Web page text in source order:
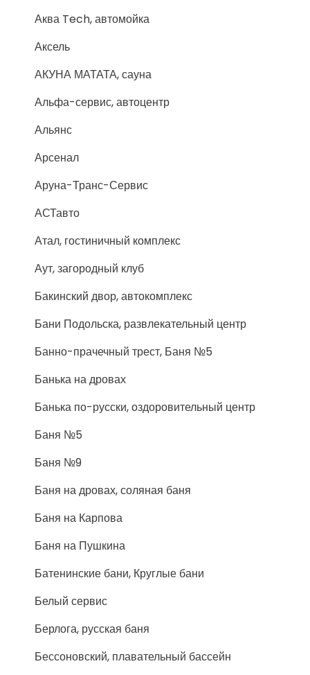
Аква Tech, автомойка
Аксель
АКУНА МАТАТА, сауна
Альфа-сервис, автоцентр
Альянс
Арсенал
Аруна-Транс-Сервис
АСТавто
Атал, гостиничный комплекс
Аут, загородный клуб
Бакинский двор, автокомплекс
Бани Подольска, развлекательный центр
Банно-прачечный трест, Баня №5
Банька на дровах
Банька по-русски, оздоровительный центр
Баня №5
Баня №9
Баня на дровах, соляная баня
Баня на Карпова
Баня на Пушкина
Батенинские бани, Круглые бани
Белый сервис
Берлога, русская баня
Бессоновский, плавательный бассейн